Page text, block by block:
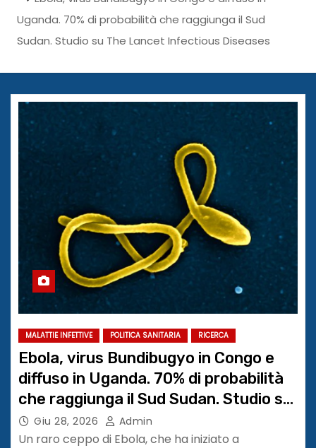
Uganda. 70% di probabilità che raggiunga il Sud
Sudan. Studio su The Lancet Infectious Diseases
MALATTIE INFETTIVE POLITICA SANITARIA RICERCA
Ebola, virus Bundibugyo in Congo e
diffuso in Uganda. 70% di probabilità
che raggiunga il Sud Sudan. Studio su
The Lancet Infectious Diseases
Giu 28, 2026 Admin
Un raro ceppo di Ebola, che ha iniziato a